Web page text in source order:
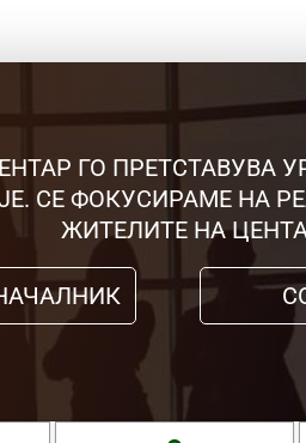
ГО ПРЕТСТАВУВА
СЕ ФОКУСИРАМЕ НА
ЖИТЕЛИТЕ НА